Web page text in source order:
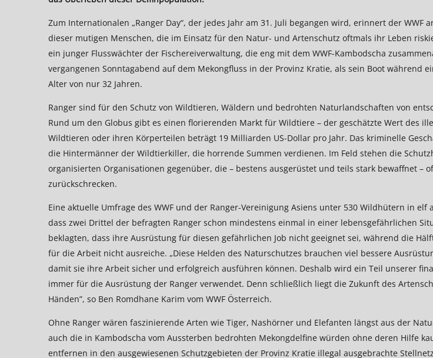
Zum Internationalen „Ranger Day“, der jedes Jahr am 31. Juli begangen wird, erinnert der WWF
dieser mutigen Menschen, die im Einsatz für den Natur- und Artenschutz oftmals ihr Leben
ein junger Flusswächter der Fischereiverwaltung, die eng mit dem WWF-Kambodscha
vergangenen Sonntagabend auf dem Mekongfluss in der Provinz Kratie, als sein Boot während
Alter von nur 32 Jahren.
Ranger sind für den Schutz von Wildtieren, Wäldern und bedrohten Naturlandschaften von
Rund um den Globus gibt es einen florierenden Markt für Wildtiere – der geschätzte Wert des
Wildtieren oder ihren Körperteilen beträgt 19 Milliarden US-Dollar pro Jahr. Das kriminelle
die Hintermänner der Wildtierkiller, die horrende Summen verdienen. Im Feld stehen die
organisierten Organisationen gegenüber, die – bestens ausgerüstet und teils stark bewaffnet –
zurückschrecken.
Eine aktuelle Umfrage des WWF und der Ranger-Vereinigung Asiens unter 530 Wildhütern in elf
dass zwei Drittel der befragten Ranger schon mindestens einmal in einer lebensgefährlichen
beklagten, dass ihre Ausrüstung für diesen gefährlichen Job nicht geeignet sei, während die
für die Arbeit nicht ausreiche. „Diese Helden des Naturschutzes brauchen viel bessere
damit sie ihre Arbeit sicher und erfolgreich ausführen können. Deshalb wird ein Teil unserer
immer für die Ausrüstung der Ranger verwendet. Denn schließlich liegt die Zukunft des
Händen”, so Ben Romdhane Karim vom WWF Österreich.
Ohne Ranger wären faszinierende Arten wie Tiger, Nashörner und Elefanten längst aus der
auch die in Kambodscha vom Aussterben bedrohten Mekongdelfine würden ohne deren Hilfe
entfernen in den ausgewiesenen Schutzgebieten der Provinz Kratie illegal ausgebrachte